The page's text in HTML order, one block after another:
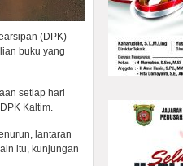
(DPK)
buku yang
setiap hari
Kaltim.
lantaran
itu, kunjungan